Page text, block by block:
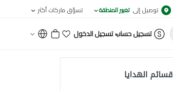
توصيل إلى تغيير المنطقة تسوّق ماركات أكثر
تسجيل حساب
-تسجيل الدخول
قسائم الهدايا